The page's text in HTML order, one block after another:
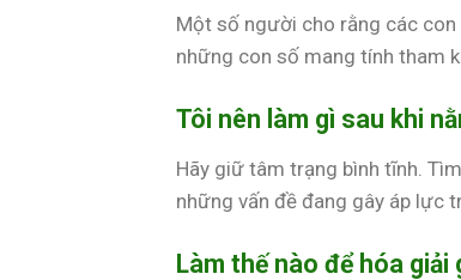
Một số người cho rằng các con
những con số mang tính tham
Tôi nên làm gì sau khi
Hãy giữ tâm trạng bình tĩnh.
những vấn đề đang gây áp lực
Làm thế nào để hóa